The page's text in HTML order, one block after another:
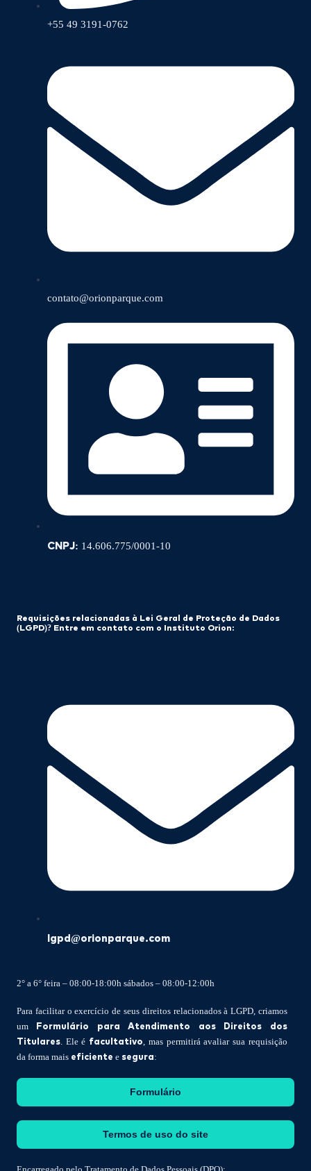
+55 49 3191-0762
contato@orionparque.com
CNPJ: 14.606.775/0001-10
Requisições relacionadas à Lei Geral de Proteção de Dados
(LGPD)? Entre em contato com o Instituto Orion:
lgpd@orionparque.com
2° a 6° feira – 08:00-18:00h sábados – 08:00-12:00h
Para facilitar o exercício de seus direitos relacionados à LGPD, criamos
um Formulário para Atendimento aos Direitos dos
Titulares. Ele é facultativo, mas permitirá avaliar sua requisição
da forma mais eficiente e segura:
Formulário
Termos de uso do site